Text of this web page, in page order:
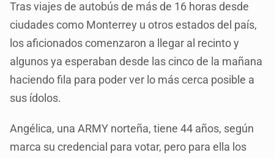
Tras viajes de autobús de más de 16 horas desde
ciudades como Monterrey u otros estados del país,
los aficionados comenzaron a llegar al recinto y
algunos ya esperaban desde las cinco de la mañana
haciendo fila para poder ver lo más cerca posible a
sus ídolos.
Angélica, una ARMY norteña, tiene 44 años, según
marca su credencial para votar, pero para ella los